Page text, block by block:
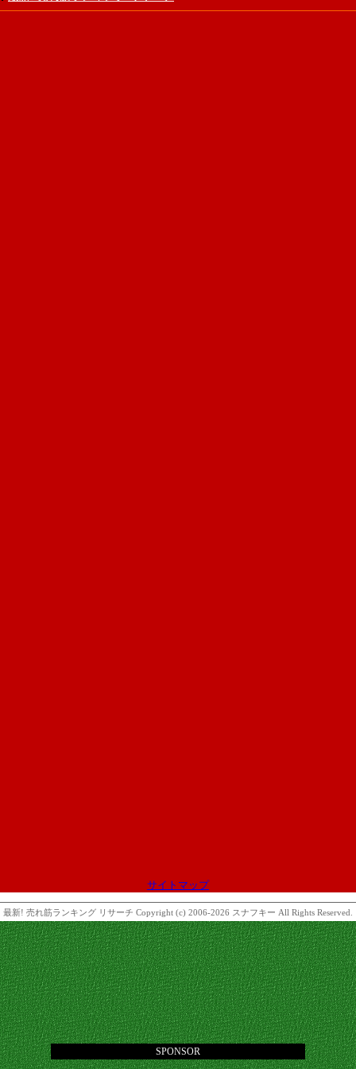
サイトマップ
最新! 売れ筋ランキング リサーチ Copyright (c) 2006-2026 スナフキー All Rights Reserved.
SPONSOR